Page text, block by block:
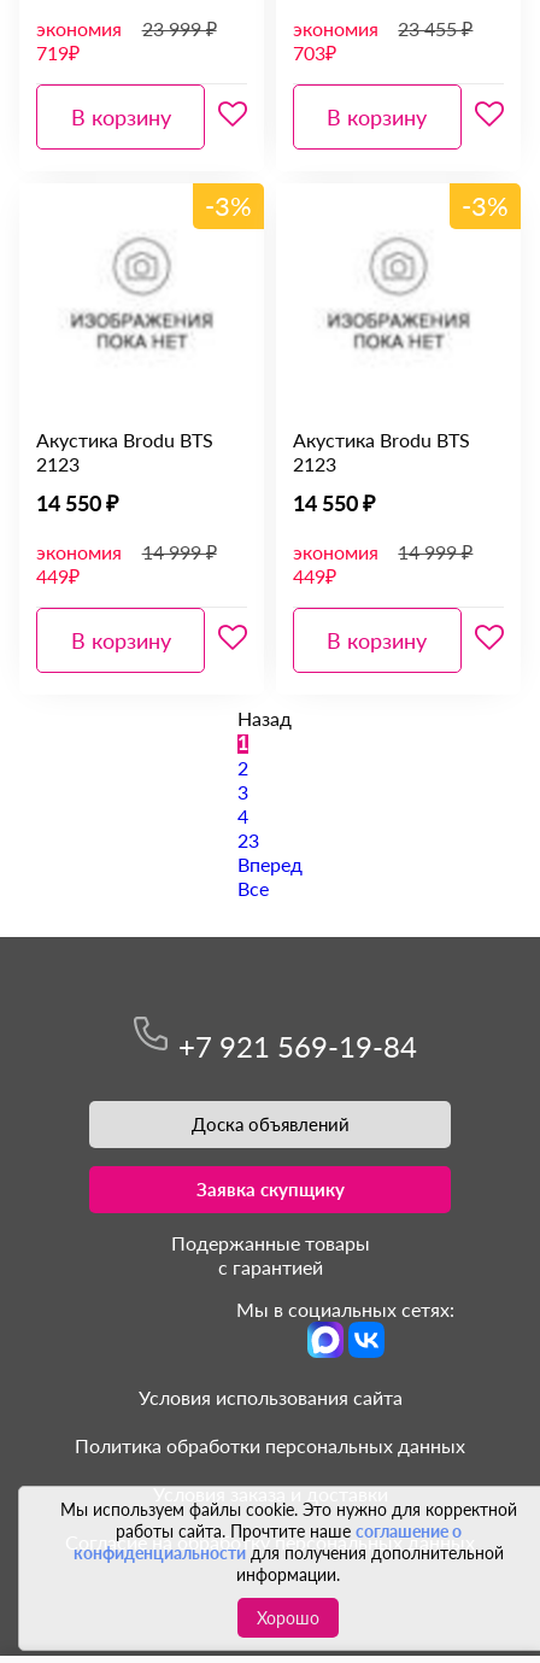
экономия
719₽
23 999 ₽
В корзину
экономия
703₽
23 455 ₽
В корзину
-3%
Акустика Brodu BTS
2123
14 550 ₽
экономия
449₽
14 999 ₽
В корзину
-3%
Акустика Brodu BTS
2123
14 550 ₽
экономия
449₽
14 999 ₽
В корзину
Назад
1
2
3
4
23
Вперед
Все
Мы используем файлы cookie. Это нужно для корректной
работы сайта. Прочтите наше соглашение о
конфиденциальностидля получения дополнительной
информации.
Хорошо
+7 921 569-19-84
Доска объявлений
Заявка скупщику
Подержанные товары
с гарантией
Мы в социальных сетях:
Условия использования сайта
Политика обработки персональных данных
Условия заказа и доставки
Согласие на обработку персональных данных